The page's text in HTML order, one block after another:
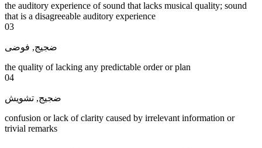
the auditory experience of sound that lacks musical quality; sound
that is a disagreeable auditory experience
03
ضجيج, فوضى
the quality of lacking any predictable order or plan
04
ضجيج, تشويش
confusion or lack of clarity caused by irrelevant information or
trivial remarks